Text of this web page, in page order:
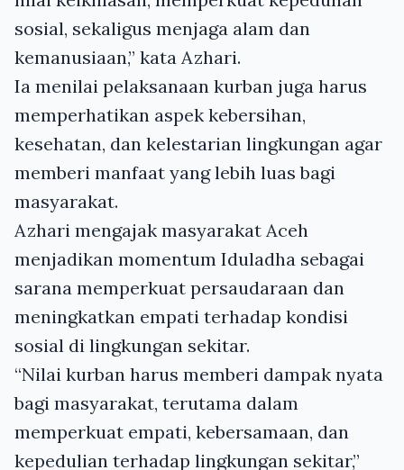
sosial, sekaligus menjaga alam dan
kemanusiaan,” kata Azhari.
Ia menilai pelaksanaan kurban juga harus
memperhatikan aspek kebersihan,
kesehatan, dan kelestarian lingkungan agar
memberi manfaat yang lebih luas bagi
masyarakat.
Azhari mengajak masyarakat Aceh
menjadikan momentum Iduladha sebagai
sarana memperkuat persaudaraan dan
meningkatkan empati terhadap kondisi
sosial di lingkungan sekitar.
“Nilai kurban harus memberi dampak nyata
bagi masyarakat, terutama dalam
memperkuat empati, kebersamaan, dan
kepedulian terhadap lingkungan sekitar,”